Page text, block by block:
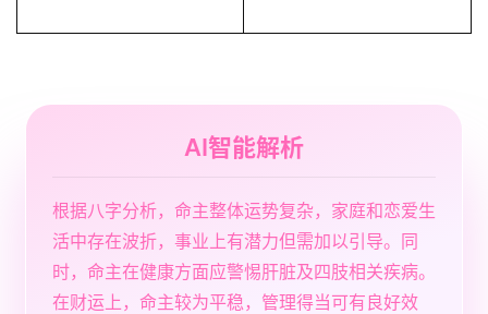
AI智能解析
根据八字分析，命主整体运势复杂，家庭和恋爱生
活中存在波折，事业上有潜力但需加以引导。同
时，命主在健康方面应警惕肝脏及四肢相关疾病。
在财运上，命主较为平稳，管理得当可有良好效